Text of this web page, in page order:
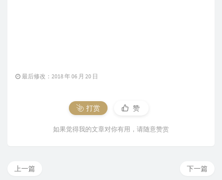
最后修改：2018 年 06 月 20 日
打赏 赞
如果觉得我的文章对你有用，请随意赞赏
下一篇
上一篇